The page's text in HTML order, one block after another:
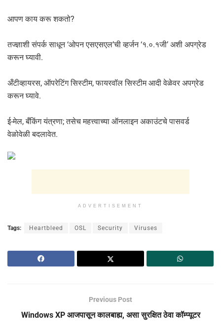
आपण काय करू शकतो?
तज्ज्ञाशी संपर्क साधून ‘ओपन एसएसएल’ची व्हर्जन ‘१.०.१जी’ अशी अपग्रेड
करून घ्यावी.
अँटीव्हायरस, ऑपरेटिंग सिस्टीम, फायरवॉल सिस्टीम आदी वेळेवर अपग्रेड
करून घ्यावे.
ई-मेल, बँकिंग यंत्रणा; तसेच महत्त्वाच्या ऑनलाइन अकाउंटचे पासवर्ड
वेळोवेळी बदलावेत.
ADVERTISEMENT
Tags: Heartbleed OSL Security Viruses
Previous Post
Windows XP आजपासून कालबाह्य, असा सुरक्षित ठेवा कॉम्प्यूटर